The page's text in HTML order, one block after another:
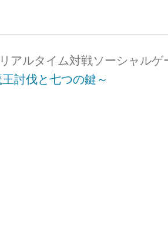
アルタイム対戦ソーシャルゲ
討伐と七つの鍵～